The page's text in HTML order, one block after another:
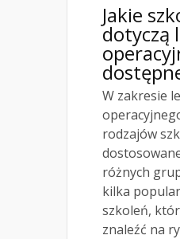
Jakie
dotyczą
W zakresie
rodzajów
różnych
kilka
szkoleń,
znaleźć na